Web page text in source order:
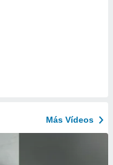
Más Vídeos